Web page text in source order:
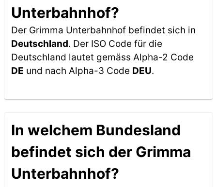
Unterbahnhof?
Der Grimma Unterbahnhof befindet sich in
Deutschland. Der ISO Code für die
Deutschland lautet gemäss Alpha-2 Code
DE und nach Alpha-3 Code DEU.
In welchem Bundesland
befindet sich der Grimma
Unterbahnhof?